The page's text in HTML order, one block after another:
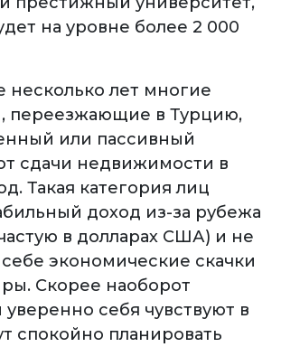
на уровне более 2 000
несколько лет многие
переезжающие в Турцию,
или пассивный
сдачи недвижимости в
Такая категория лиц
доход из-за рубежа
в долларах США) и не
экономические скачки
Скорее наоборот
себя чувствуют в
спокойно планировать